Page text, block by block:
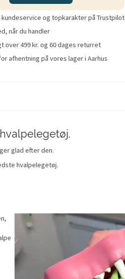
kundeservice og topkarakter på Trustpilot
når du handler
over 499 kr. og 60 dages returret
afhentning på vores lager i Aarhus
glad efter den.
hvalpelegetøj.